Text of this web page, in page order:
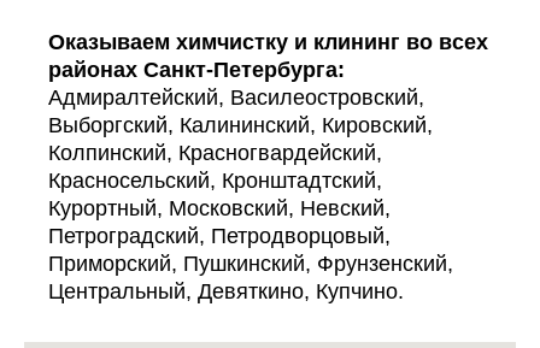
Оказываем химчистку и клининг во всех
районах Санкт-Петербурга:
Адмиралтейский, Василеостровский,
Выборгский, Калининский, Кировский,
Колпинский, Красногвардейский,
Красносельский, Кронштадтский,
Курортный, Московский, Невский,
Петроградский, Петродворцовый,
Приморский, Пушкинский, Фрунзенский,
Центральный, Девяткино, Купчино.